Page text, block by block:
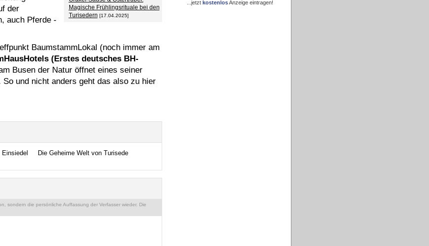
Magische Frühlingsrituale bei den
Turisedern [17.04.2025]
der
auch Pferde -
BaumstammLokal (noch immer am
(Erstes deutsches BH-
Busen der Natur öffnet eines seiner
und nicht anders geht das also zu hier
Die Geheime Welt von Turisede
sondern die persönliche Auffassung der Verfasser wieder. Die
...jetzt kostenlosAnzeige eintragen!